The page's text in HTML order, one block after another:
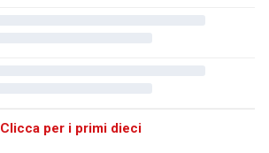
Clicca per i primi dieci